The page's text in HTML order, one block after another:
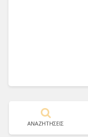
ΑΝΑΖΗΤΗΣΕΙΣ